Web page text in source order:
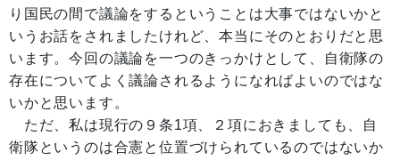
り国民の間で議論をするということは大事ではないかと
いうお話をされましたけれど、本当にそのとおりだと思
います。今回の議論を一つのきっかけとして、自衛隊の
存在についてよく議論されるようになればよいのではな
いかと思います。
ただ、私は現行の９条1項、２項におきましても、自
衛隊というのは合憲と位置づけられているのではないか